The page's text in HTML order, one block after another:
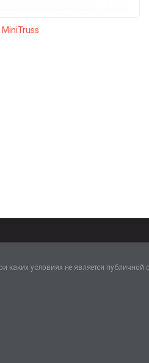
каких условиях не является публичной